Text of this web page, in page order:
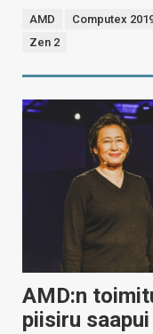
AMD Computex
Zen 2
AMD:n
piisiru